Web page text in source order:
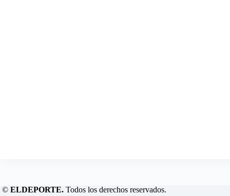
© ELDEPORTE. Todos los derechos reservados.